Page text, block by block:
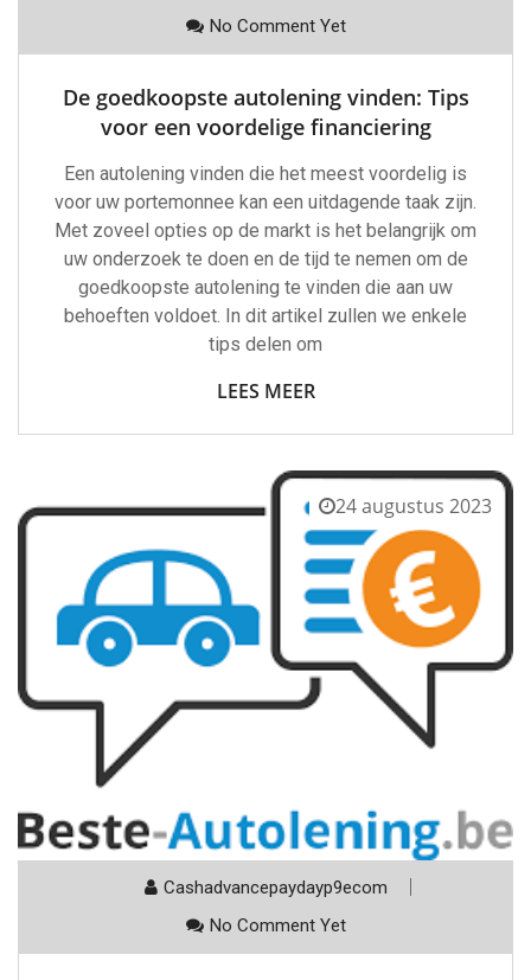
No Comment Yet
De goedkoopste autolening vinden: Tips
voor een voordelige financiering
Een autolening vinden die het meest voordelig is
voor uw portemonnee kan een uitdagende taak zijn.
Met zoveel opties op de markt is het belangrijk om
uw onderzoek te doen en de tijd te nemen om de
goedkoopste autolening te vinden die aan uw
behoeften voldoet. In dit artikel zullen we enkele
tips delen om
LEES MEER
24 augustus 2023
Cashadvancepaydayp9ecom
No Comment Yet